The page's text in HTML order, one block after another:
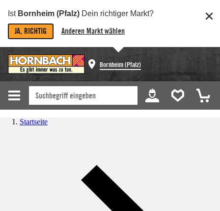
Ist Bornheim (Pfalz) Dein richtiger Markt?
JA, RICHTIG Anderen Markt wählen
Bornheim (Pfalz)
Startseite